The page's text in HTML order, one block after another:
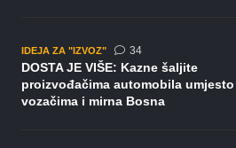
IDEJA ZA "IZVOZ" 34komentara
DOSTA JE VIŠE: Kazne šaljite
proizvođačima automobila umjesto
vozačima i mirna Bosna